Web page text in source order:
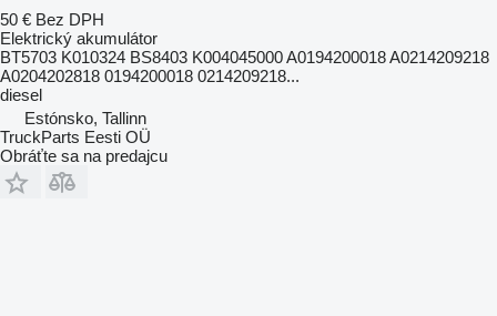
50 € Bez DPH
Elektrický akumulátor
BT5703 K010324 BS8403 K004045000 A0194200018 A0214209218
A0204202818 0194200018 0214209218...
diesel
Estónsko, Tallinn
TruckParts Eesti OÜ
Obráťte sa na predajcu